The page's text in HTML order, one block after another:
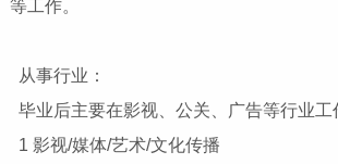
等工作。
从事行业：
毕业后主要在影视、公关、广告等行业工
1 影视/媒体/艺术/文化传播